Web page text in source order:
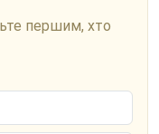
першим, хто